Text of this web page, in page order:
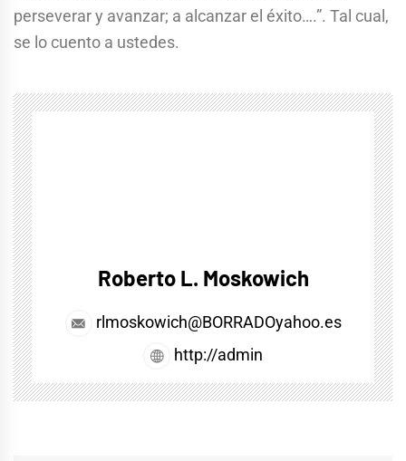
perseverar y avanzar; a alcanzar el éxito….”. Tal cual,
se lo cuento a ustedes.
Roberto L. Moskowich
rlmoskowich@BORRADOyahoo.es
http://admin